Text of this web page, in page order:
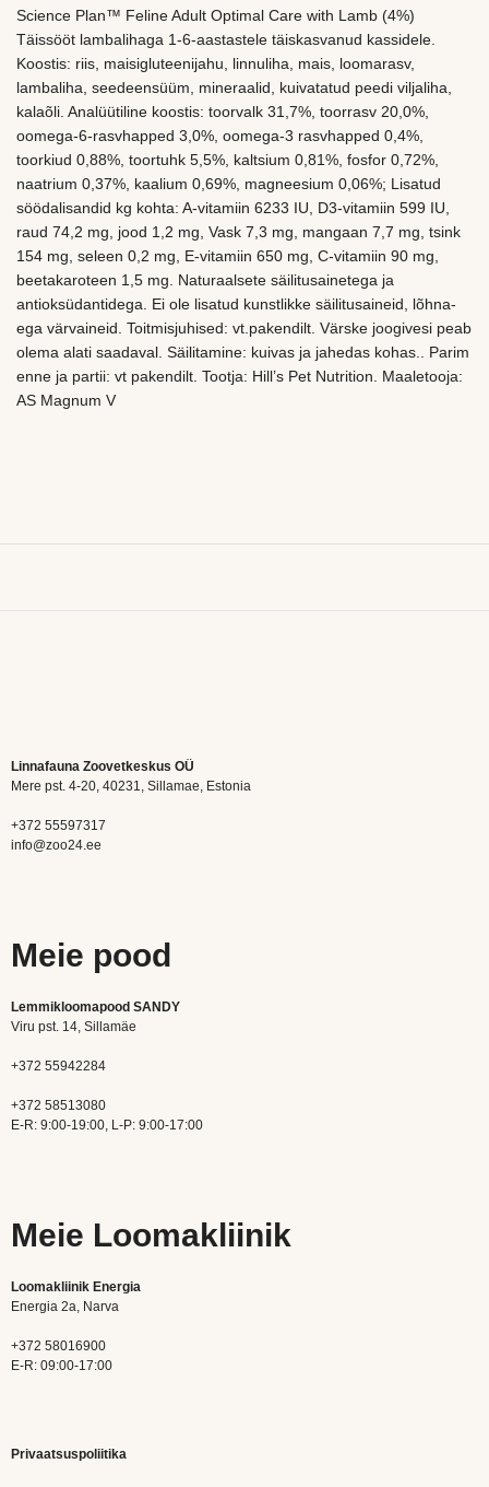
Science Plan™ Feline Adult Optimal Care with Lamb (4%)
Täissööt lambalihaga 1-6-aastastele täiskasvanud kassidele.
Koostis: riis, maisigluteenijahu, linnuliha, mais, loomarasv,
lambaliha, seedeensüüm, mineraalid, kuivatatud peedi viljaliha,
kalaõli. Analüütiline koostis: toorvalk 31,7%, toorrasv 20,0%,
oomega-6-rasvhapped 3,0%, oomega-3 rasvhapped 0,4%,
toorkiud 0,88%, toortuhk 5,5%, kaltsium 0,81%, fosfor 0,72%,
naatrium 0,37%, kaalium 0,69%, magneesium 0,06%; Lisatud
söödalisandid kg kohta: A-vitamiin 6233 IU, D3-vitamiin 599 IU,
raud 74,2 mg, jood 1,2 mg, Vask 7,3 mg, mangaan 7,7 mg, tsink
154 mg, seleen 0,2 mg, E-vitamiin 650 mg, C-vitamiin 90 mg,
beetakaroteen 1,5 mg. Naturaalsete säilitusainetega ja
antioksüdantidega. Ei ole lisatud kunstlikke säilitusaineid, lõhna-
ega värvaineid. Toitmisjuhised: vt.pakendilt. Värske joogivesi peab
olema alati saadaval. Säilitamine: kuivas ja jahedas kohas.. Parim
enne ja partii: vt pakendilt. Tootja: Hill’s Pet Nutrition. Maaletooja:
AS Magnum V
Linnafauna Zoovetkeskus OÜ
Mere pst. 4-20, 40231, Sillamae, Estonia
+372 55597317
info@zoo24.ee
Meie pood
Lemmikloomapood SANDY
Viru pst. 14, Sillamäe
+372 55942284
+372 58513080
E-R: 9:00-19:00, L-P: 9:00-17:00
Meie Loomakliinik
Loomakliinik Energia
Energia 2a, Narva
+372 58016900
E-R: 09:00-17:00
Privaatsuspoliitika